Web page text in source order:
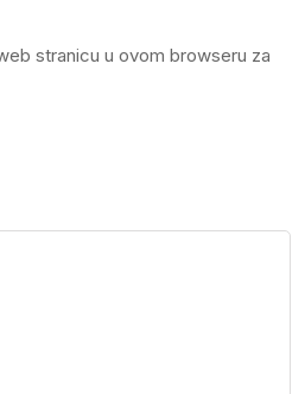
stranicu u ovom browseru za